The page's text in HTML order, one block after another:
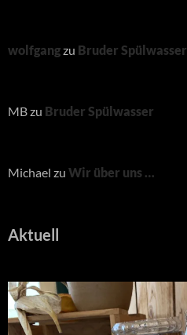
wolfgangzu Bruder Spülwasser
MBzu Bruder Spülwasser
Michael zu Wir über uns …
Aktuell